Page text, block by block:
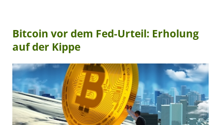
Bitcoin vor dem Fed-Urteil: Erholung
auf der Kippe